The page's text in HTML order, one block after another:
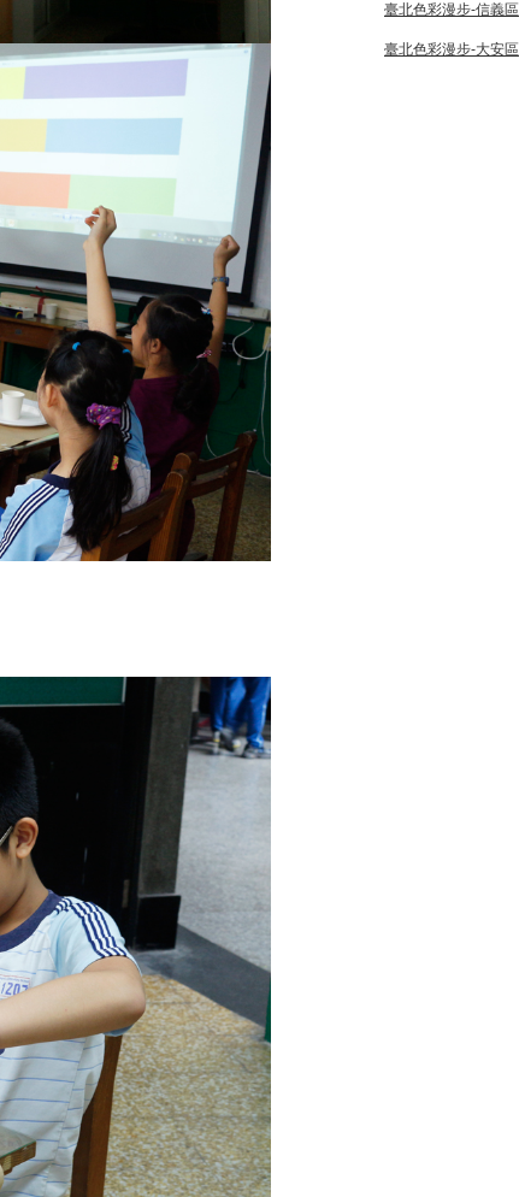
臺北色彩漫步-信義區
臺北色彩漫步-大安區